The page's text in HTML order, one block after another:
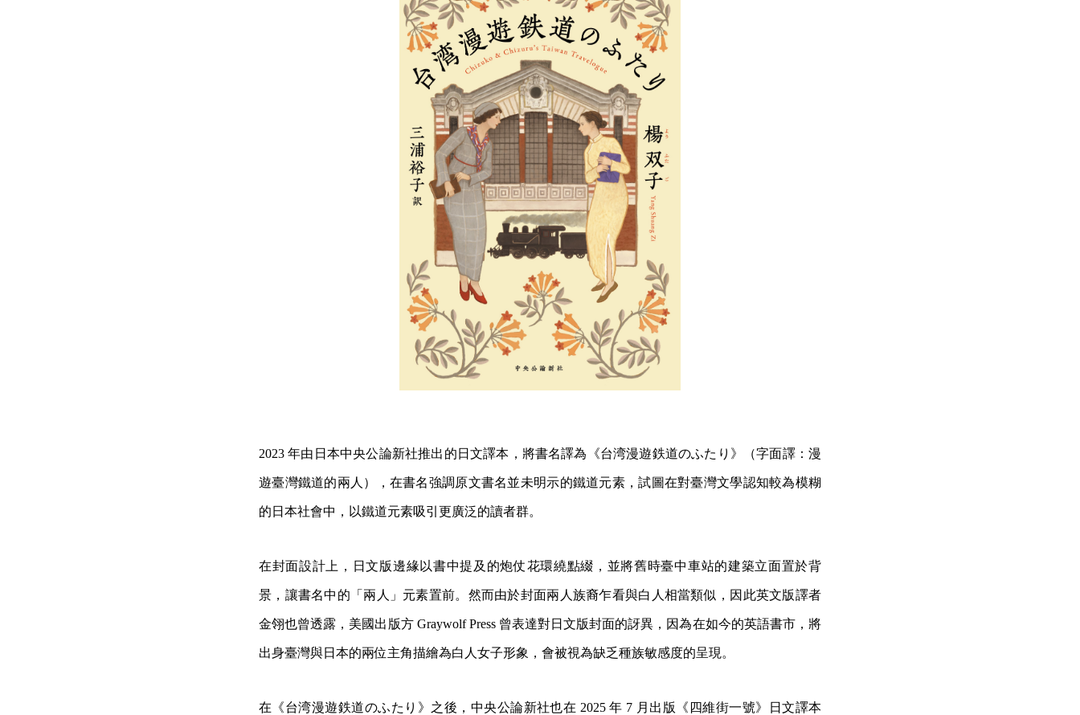
2023 年由日本中央公論新社推出的日文譯本，將書名譯為《台湾漫遊鉄道のふたり》（字面譯：漫
遊臺灣鐵道的兩人），在書名強調原文書名並未明示的鐵道元素，試圖在對臺灣文學認知較為模糊
的日本社會中，以鐵道元素吸引更廣泛的讀者群。
在封面設計上，日文版邊緣以書中提及的炮仗花環繞點綴，並將舊時臺中車站的建築立面置於背
景，讓書名中的「兩人」元素置前。然而由於封面兩人族裔乍看與白人相當類似，因此英文版譯者
金翎也曾透露，美國出版方 Graywolf Press 曾表達對日文版封面的訝異，因為在如今的英語書市，將
出身臺灣與日本的兩位主角描繪為白人女子形象，會被視為缺乏種族敏感度的呈現。
在《台湾漫遊鉄道のふたり》之後，中央公論新社也在 2025 年 7 月出版《四維街一號》日文譯本